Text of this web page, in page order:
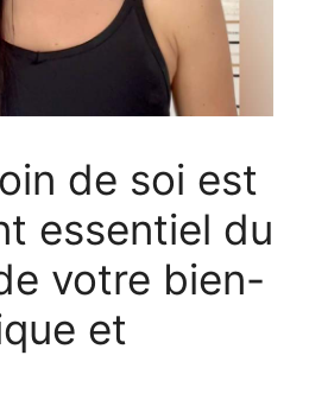
de soi est
essentiel du
votre bien-
et